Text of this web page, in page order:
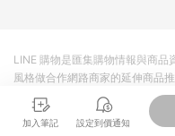
加入筆記 設定到價通知
LINE 購物是匯集購物情報與商
風格做合作網路商家的延伸商品
商品至各合作網路商家，確認現
準。